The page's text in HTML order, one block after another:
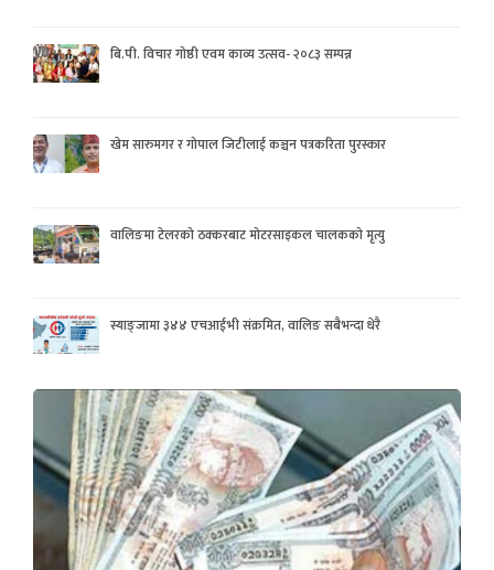
बि.पी. विचार गोष्ठी एवम काव्य उत्सव- २०८३ सम्पन्न
खेम सारुमगर र गोपाल जिटीलाई कञ्चन पत्रकरिता पुरस्कार
वालिङमा टेलरको ठक्करबाट मोटरसाइकल चालकको मृत्यु
स्याङ्जामा ३४४ एचआईभी संक्रमित, वालिङ सबैभन्दा धेरै